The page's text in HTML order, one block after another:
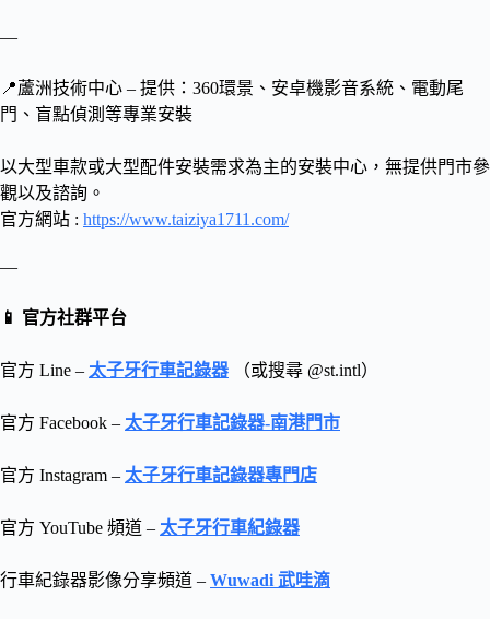
—
📍蘆洲技術中心 – 提供：360環景、安卓機影音系統、電動尾
門、盲點偵測等專業安裝
以大型車款或大型配件安裝需求為主的安裝中心，無提供門市參
觀以及諮詢。
官方網站 : https://www.taiziya1711.com/
—
📱 官方社群平台
官方 Line – 太子牙行車記錄器 （或搜尋 @st.intl）
官方 Facebook – 太子牙行車記錄器-南港門市
官方 Instagram – 太子牙行車記錄器專門店
官方 YouTube 頻道 – 太子牙行車紀錄器
行車紀錄器影像分享頻道 – Wuwadi 武哇滴